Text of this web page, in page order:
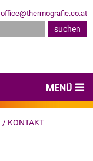
office@thermografie.co.at
MENÜ
/ KONTAKT